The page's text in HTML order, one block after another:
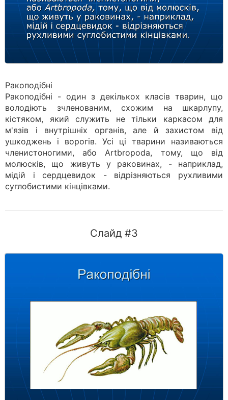
Ракоподібні
Ракоподібні - один з декількох класів тварин, що
володіють зчленованим, схожим на шкарлупу,
кістяком, який служить не тільки каркасом для
м'язів і внутрішніх органів, але й захистом від
ушкоджень і ворогів. Усі ці тварини називаються
членистоногими, або Artbropoda, тому, що від
молюсків, що живуть у раковинах, - наприклад,
мідій і сердцевидок - відрізняються рухливими
суглобистими кінцівками.
Слайд #3